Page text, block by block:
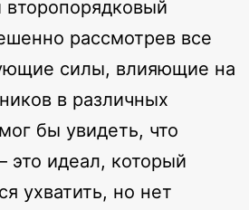
второпорядковый
рассмотрев все
силы, влияющие на
в различных
бы увидеть, что
это идеал, который
ухватить, но нет